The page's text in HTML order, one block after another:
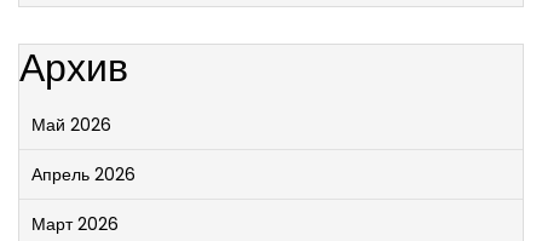
Архив
Май 2026
Апрель 2026
Март 2026